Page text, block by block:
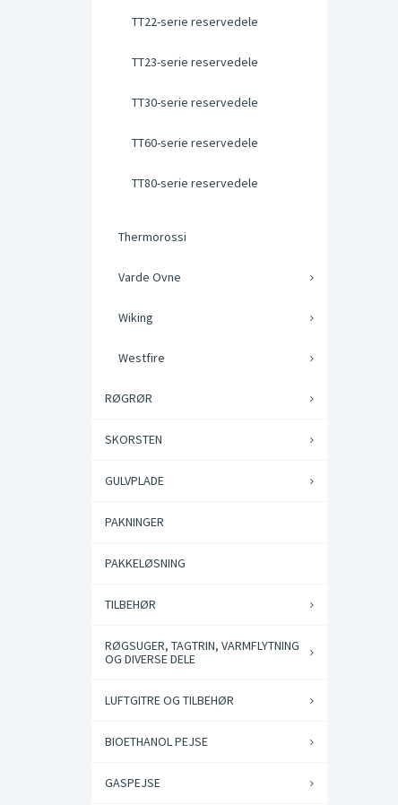
TT22-serie reservedele
TT23-serie reservedele
TT30-serie reservedele
TT60-serie reservedele
TT80-serie reservedele
Thermorossi
Varde Ovne
Wiking
Westfire
RØGRØR
SKORSTEN
GULVPLADE
PAKNINGER
PAKKELØSNING
TILBEHØR
RØGSUGER, TAGTRIN, VARMFLYTNING
OG DIVERSE DELE
LUFTGITRE OG TILBEHØR
BIOETHANOL PEJSE
GASPEJSE